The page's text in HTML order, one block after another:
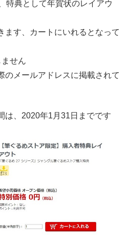
特典として年賀状のレイアウ
ます、カートにいれるとなって
せん
のメールアドレスに掲載されて
は、2020年1月31日までです